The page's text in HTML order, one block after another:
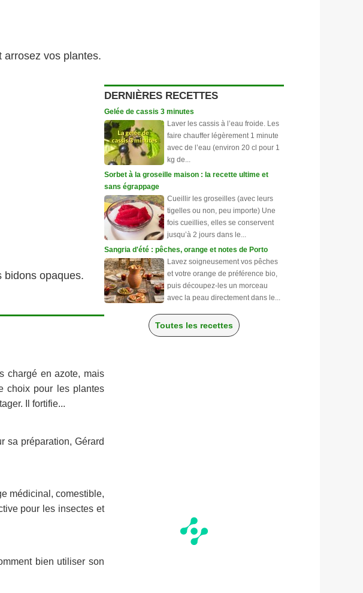
arrosez vos plantes.
bidons opaques.
chargé en azote, mais
choix pour les plantes
Il fortifie...
sa préparation, Gérard
médicinal, comestible,
pour les insectes et
bien utiliser son
DERNIÈRES RECETTES
Gelée de cassis 3 minutes
Laver les cassis à l’eau froide. Les
faire chauffer légèrement 1 minute
avec de l’eau (environ 20 cl pour 1
kg de...
Sorbet à la groseille maison : la recette ultime et
sans égrappage
Cueillir les groseilles (avec leurs
tigelles ou non, peu importe) Une
fois cueillies, elles se conservent
jusqu’à 2 jours dans le...
Sangria d'été : pêches, orange et notes de Porto
Lavez soigneusement vos pêches
et votre orange de préférence bio,
puis découpez-les un morceau
avec la peau directement dans le...
Toutes les recettes